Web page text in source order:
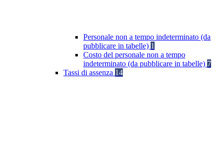
Personale non a tempo indeterminato (da
pubblicare in tabelle) 1
Costo del personale non a tempo
indeterminato (da pubblicare in tabelle) 7
Tassi di assenza 14